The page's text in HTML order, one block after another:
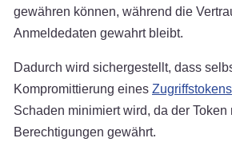
gewähren können, während die
Anmeldedaten gewahrt bleibt.
Dadurch wird sichergestellt, dass
Kompromittierung einesZugriffstokens
Schaden minimiert wird, da der
Berechtigungen gewährt.